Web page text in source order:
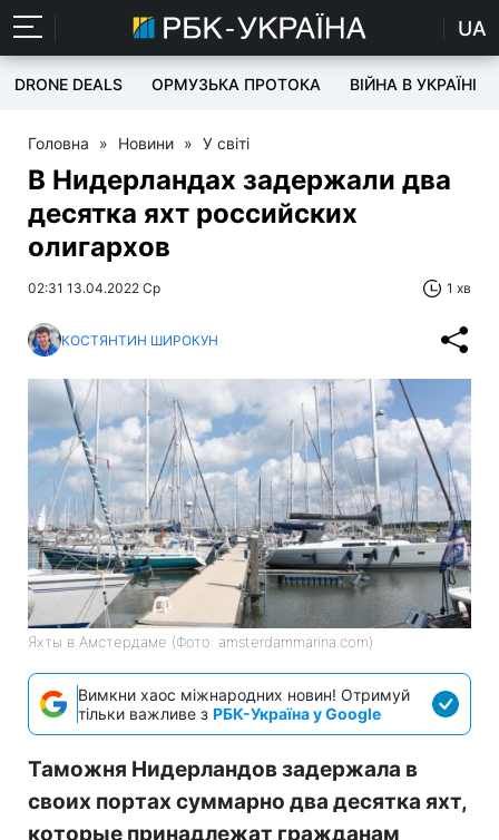
UA
DRONE DEALS ОРМУЗЬКА ПРОТОКА ВІЙНА В УКРАЇНІ
Головна » Новини » У світі
В Нидерландах задержали два
десятка яхт российских
олигархов
02:31 13.04.2022 Ср 1 хв
КОСТЯНТИН ШИРОКУН
Яхты в Амстердаме (Фото: amsterdammarina.com)
Вимкни хаос міжнародних новин! Отримуй
тільки важливе з РБК-Україна у Google
Таможня Нидерландов задержала в
своих портах суммарно два десятка яхт,
которые принадлежат гражданам